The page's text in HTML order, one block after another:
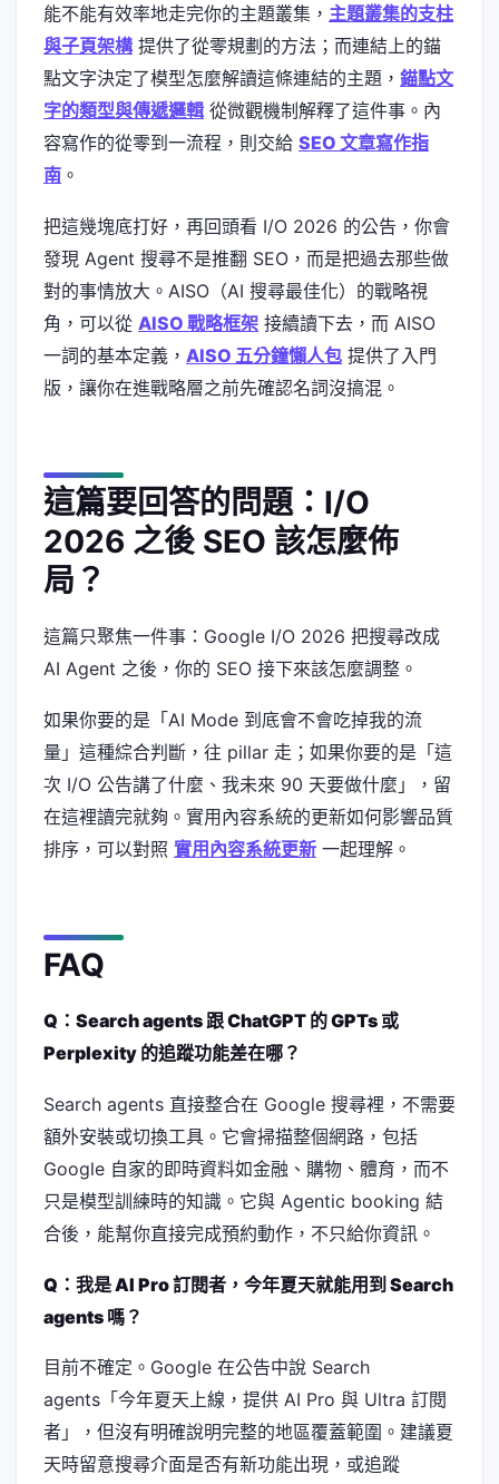
能不能有效率地走完你的主題叢集， 主題叢集的支柱
與子頁架構提供了從零規劃的方法；而連結上的錨
點文字決定了模型怎麼解讀這條連結的主題， 錨點文
字的類型與傳遞邏輯 從微觀機制解釋了這件事。內
容寫作的從零到一流程，則交給 SEO 文章寫作指
南 。
把這幾塊底打好，再回頭看 I/O 2026 的公告，你會
發現 Agent 搜尋不是推翻 SEO，而是把過去那些做
對的事情放大。AISO（AI 搜尋最佳化）的戰略視
角，可以從 AISO 戰略框架 接續讀下去，而 AISO
一詞的基本定義， AISO 五分鐘懶人包 提供了入門
版，讓你在進戰略層之前先確認名詞沒搞混。
這篇要回答的問題：I/O
2026 之後 SEO 該怎麼佈
局？
這篇只聚焦一件事：Google I/O 2026 把搜尋改成
AI Agent 之後，你的 SEO 接下來該怎麼調整。
如果你要的是「AI Mode 到底會不會吃掉我的流
量」這種綜合判斷，往 pillar 走；如果你要的是「這
次 I/O 公告講了什麼、我未來 90 天要做什麼」，留
在這裡讀完就夠。實用內容系統的更新如何影響品質
排序，可以對照 實用內容系統更新 一起理解。
FAQ
Q：Search agents 跟 ChatGPT 的 GPTs 或
Perplexity 的追蹤功能差在哪？
Search agents 直接整合在 Google 搜尋裡，不需要
額外安裝或切換工具。它會掃描整個網路，包括
Google 自家的即時資料如金融、購物、體育，而不
只是模型訓練時的知識。它與 Agentic booking 結
合後，能幫你直接完成預約動作，不只給你資訊。
Q：我是 AI Pro 訂閱者，今年夏天就能用到 Search
agents 嗎？
目前不確定。Google 在公告中說 Search
agents「今年夏天上線，提供 AI Pro 與 Ultra 訂閱
者」，但沒有明確說明完整的地區覆蓋範圍。建議夏
天時留意搜尋介面是否有新功能出現，或追蹤